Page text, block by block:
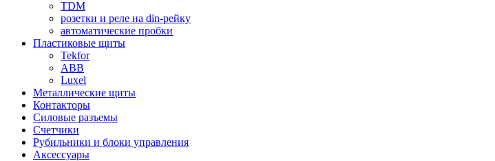
TDM
розетки и реле на din-рейку
автоматические пробки
Пластиковые щиты
Tekfor
ABB
Luxel
Металлические щиты
Контакторы
Силовые разъемы
Счетчики
Рубильники и блоки управления
Аксессуары